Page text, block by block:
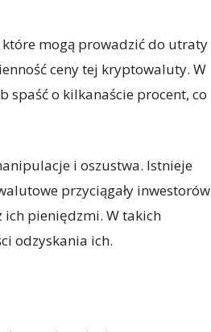
mogą prowadzić do utraty
ceny tej kryptowaluty. W
spaść o kilkanaście procent, co
i oszustwa. Istnieje
przyciągały inwestorów
ich pieniędzmi. W takich
odzyskania ich.